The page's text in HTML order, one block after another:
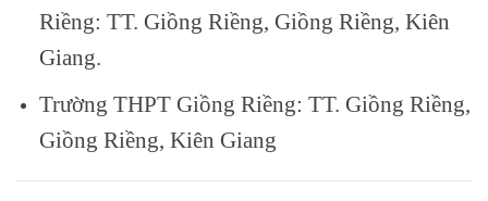
Riềng: TT. Giồng Riềng, Giồng Riềng, Kiên
Giang.
Trường THPT Giồng Riềng: TT. Giồng Riềng,
Giồng Riềng, Kiên Giang